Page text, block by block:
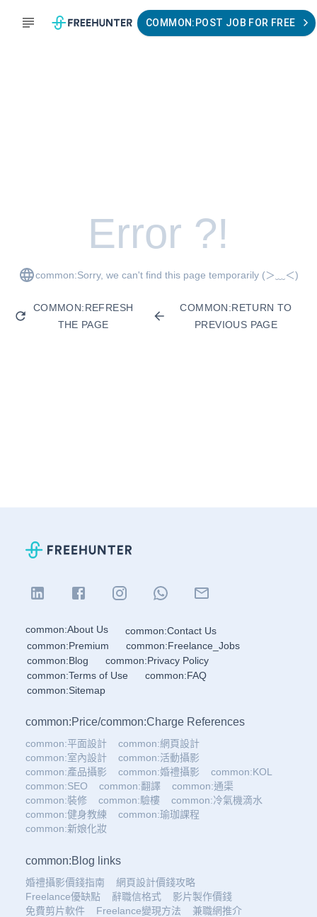
COMMON:POST JOB FOR FREE
Error ?!
common:Sorry, we can't find this page temporarily (＞﹏＜)
COMMON:REFRESH
THE PAGE
COMMON:RETURN TO
PREVIOUS PAGE
common:About Us
common:Contact Us
common:Premium
common:Freelance_Jobs
common:Blog
common:Privacy Policy
common:Terms of Use
common:FAQ
common:Sitemap
common:Price/common:Charge References
common:平面設計
common:網頁設計
common:室內設計
common:活動攝影
common:產品攝影
common:婚禮攝影
common:KOL
common:SEO
common:翻譯
common:通渠
common:裝修
common:驗樓
common:冷氣機滴水
common:健身教練
common:瑜珈課程
common:新娘化妝
common:Blog links
婚禮攝影價錢指南
網頁設計價錢攻略
Freelance優缺點
辭職信格式
影片製作價錢
免費剪片軟件
Freelance變現方法
兼職網推介